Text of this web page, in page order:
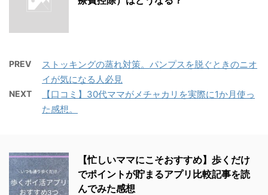
PREV
ストッキングの蒸れ対策。パンプスを脱ぐときのニオ
イが気になる人必見
NEXT
【口コミ】30代ママがメチャカリを実際に1か月使っ
た感想。
【忙しいママにこそおすすめ】歩くだけ
でポイントが貯まるアプリ比較記事を読
んでみた感想